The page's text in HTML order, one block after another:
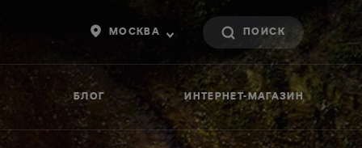
МОСКВА
БЛОГ ИНТЕРНЕТ-МАГАЗИН